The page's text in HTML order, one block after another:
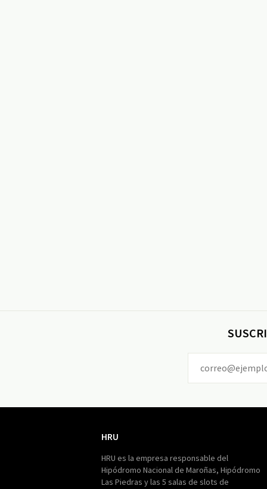
HRU
HRU es la empresa responsable del
Hipódromo Nacional de Maroñas, Hipódromo
Las Piedras y las 5 salas de slots de